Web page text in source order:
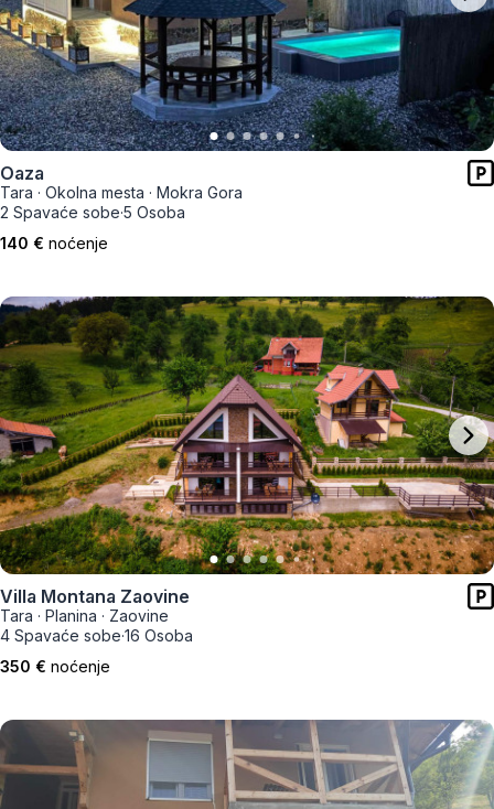
Oaza
Tara · Okolna mesta · Mokra Gora
2 Spavaće sobe·5 Osoba
140 € noćenje
Villa Montana Zaovine
Tara · Planina · Zaovine
4 Spavaće sobe·16 Osoba
350 € noćenje